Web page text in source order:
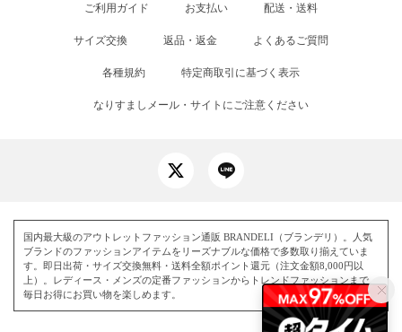
ご利用ガイド お支払い 配送・送料
サイズ交換 返品・返金 よくあるご質問
各種規約 特定商取引に基づく表示
なりすましメール・サイトにご注意ください
国内最大級のアウトレットファッション通販 BRANDELI（ブランデリ）。人気
ブランドのファッションアイテムをリーズナブルな価格で多数取り揃えていま
す。即日出荷・サイズ交換無料・送料全額ポイント還元（注文金額8,000円以
上）。レディース・メンズの定番ファッションからトレンドファッションまで、
毎日お得にお買い物を楽しめます。